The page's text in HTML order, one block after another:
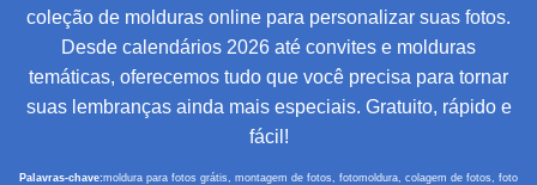
coleção de molduras online para personalizar suas fotos.
Desde calendários 2026 até convites e molduras
temáticas, oferecemos tudo que você precisa para tornar
suas lembranças ainda mais especiais. Gratuito, rápido e
fácil!
Palavras-chave:moldura para fotos grátis, montagem de fotos, fotomoldura, colagem de fotos, foto